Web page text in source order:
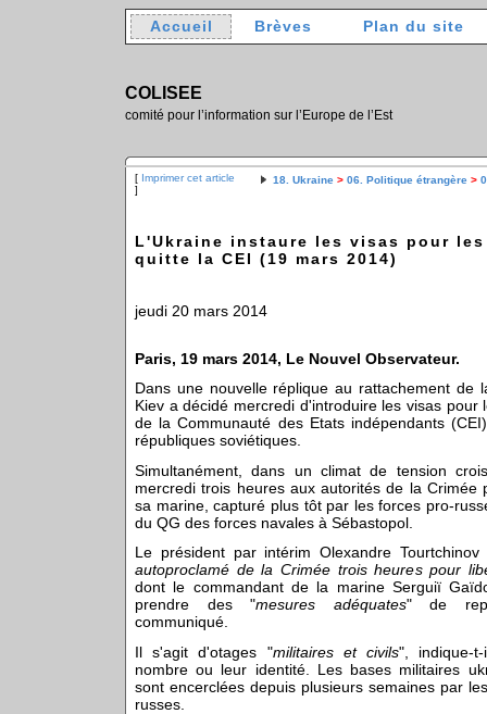
Accueil Brèves Plan du site
COLISEE
comité pour l’information sur l’Europe de l’Est
[ Imprimer cet article
]
18. Ukraine > 06. Politique étrangère >
L'Ukraine instaure les visas pour
quitte la CEI (19 mars 2014)
jeudi 20 mars 2014
Paris, 19 mars 2014, Le Nouvel Observateur.
Dans une nouvelle réplique au rattachement de
Kiev a décidé mercredi d'introduire les visas pour
de la Communauté des Etats indépendants
républiques soviétiques.
Simultanément, dans un climat de tension
mercredi trois heures aux autorités de la Crimée
sa marine, capturé plus tôt par les forces pro-
du QG des forces navales à Sébastopol.
Le président par intérim Olexandre Tourtchinov
autoproclamé de la Crimée trois heures pour
dont le commandant de la marine Serguiï
prendre des "mesures adéquates" de
communiqué.
Il s'agit d'otages "militaires et civils", indique-
nombre ou leur identité. Les bases militaires
sont encerclées depuis plusieurs semaines par
russes.